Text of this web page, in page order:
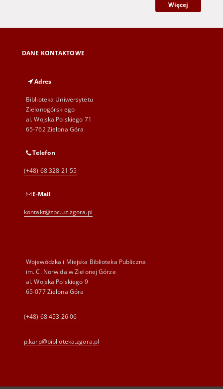
Więcej
DANE KONTAKTOWE
Adres
Biblioteka Uniwersytetu
Zielonogórskiego
al. Wojska Polskiego 71
65-762 Zielona Góra
Telefon
(+48) 68 328 21 55
E-Mail
kontakt@zbc.uz.zgora.pl
Wojewódzka i Miejska Biblioteka Publiczna
im. C. Norwida w Zielonej Górze
al. Wojska Polskiego 9
65-077 Zielona Góra
(+48) 68 453 26 06
p.karp@biblioteka.zgora.pl